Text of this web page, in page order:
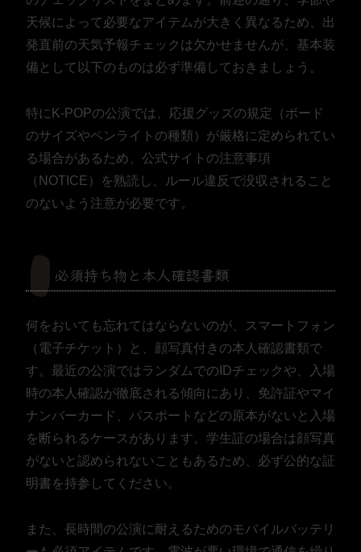
天候によって必要なアイテムが大きく異なるため、出
発直前の天気予報チェックは欠かせませんが、基本装
備として以下のものは必ず準備しておきましょう。
特にK-POPの公演では、応援グッズの規定（ボード
のサイズやペンライトの種類）が厳格に定められてい
る場合があるため、公式サイトの注意事項
（NOTICE）を熟読し、ルール違反で没収されること
のないよう注意が必要です。
必須持ち物と本人確認書類
何をおいても忘れてはならないのが、スマートフォン
（電子チケット）と、顔写真付きの本人確認書類で
す。最近の公演ではランダムでのIDチェックや、入場
時の本人確認が徹底される傾向にあり、免許証やマイ
ナンバーカード、パスポートなどの原本がないと入場
を断られるケースがあります。学生証の場合は顔写真
がないと認められないこともあるため、必ず公的な証
明書を持参してください。
また、長時間の公演に耐えるためのモバイルバッテリ